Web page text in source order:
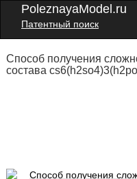
PoleznayaModel.ru
Патентный поиск
Способ получения
состава